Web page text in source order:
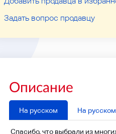
Задать вопрос продавцу
Описание
На русском На
Спасибо, что выбрали из